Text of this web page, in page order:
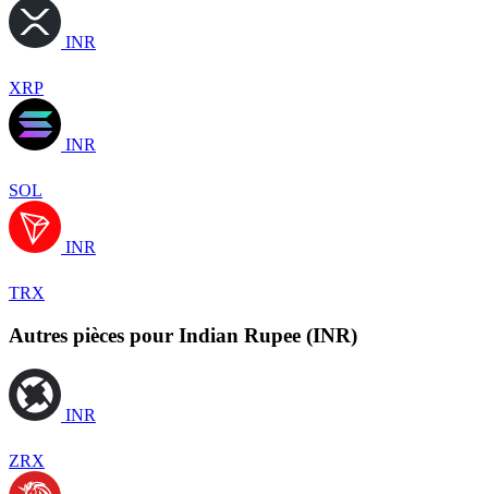
INR
XRP
INR
SOL
INR
TRX
Autres pièces pour Indian Rupee (INR)
INR
ZRX